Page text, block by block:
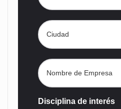
Disciplina de interés